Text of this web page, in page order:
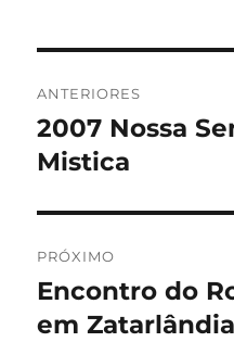
de
Post
ANTERIORES
Post
anterior:
2007 Nossa
Mistica
PRÓXIMO
Próximo
post:
Encontro do
em Zatarlândia